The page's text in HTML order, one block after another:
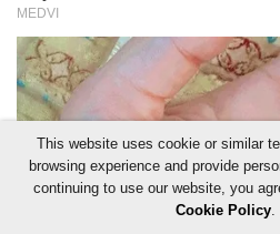
This website uses cookie or similar
browsing experience and provide
continuing to use our website, you
Cookie Policy.